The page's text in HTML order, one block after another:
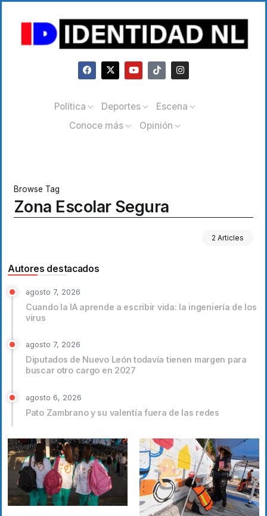
Política Deportes
Escena
Conoce más
Opinión
Browse Tag
Zona Escolar Segura
2 Articles
Autores destacados
agosto 7, 2026
Cuando la IA aprende a escribir vida: la ingeniería de los
virus
agosto 7, 2026
Diputados de Nuevo León todavía tienen margen para
buscar otro cargo en 2027
agosto 6, 2026
Pato Zambrano y su valentía fuera de las redes